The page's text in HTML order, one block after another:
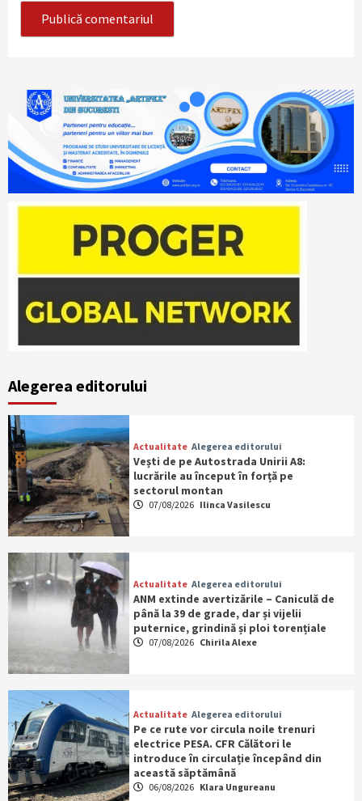
Alegerea editorului
Actualitate Alegerea editorului
Vești de pe Autostrada Unirii A8:
lucrările au început în forță pe
sectorul montan
07/08/2026 Ilinca Vasilescu
Actualitate Alegerea editorului
ANM extinde avertizările – Caniculă de
până la 39 de grade, dar și vijelii
puternice, grindină și ploi torențiale
07/08/2026 Chirila Alexe
Actualitate Alegerea editorului
Pe ce rute vor circula noile trenuri
electrice PESA. CFR Călători le
introduce în circulație începând din
această săptămână
06/08/2026 Klara Ungureanu